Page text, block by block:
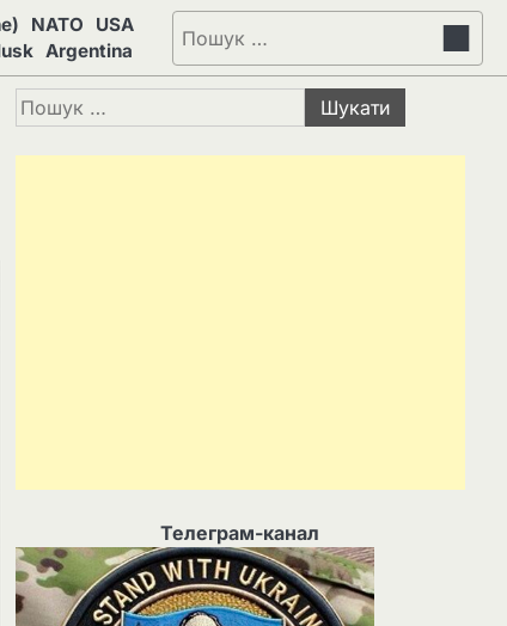
NATO
USA
Argentina
Пошук:
Пошук:
Телеграм-канал